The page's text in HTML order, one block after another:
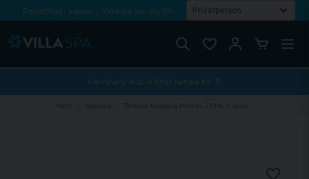
Rabattkod i kassan - Villaspa ger dig 5%
Kampanj! Köp 4 filter betala för 3!
Hem Spabad Balboa Niagara Pump, 2.0hk, 1 växel